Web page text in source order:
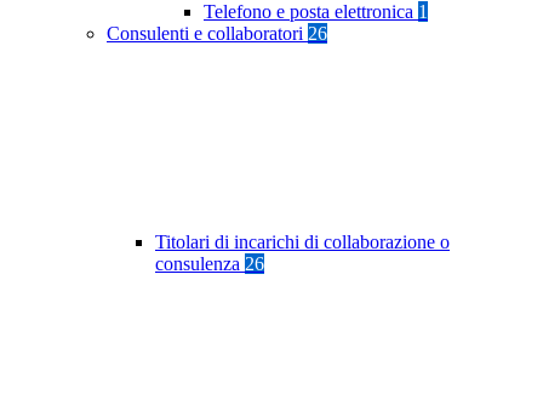
Telefono e posta elettronica 1
Consulenti e collaboratori 26
Titolari di incarichi di collaborazione o
consulenza 26